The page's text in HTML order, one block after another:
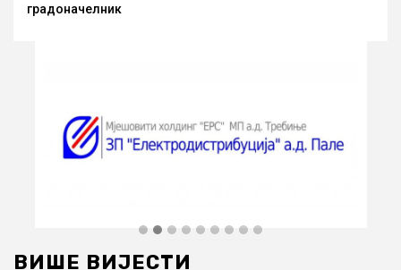
градоначелник
ВИШЕ ВИЈЕСТИ